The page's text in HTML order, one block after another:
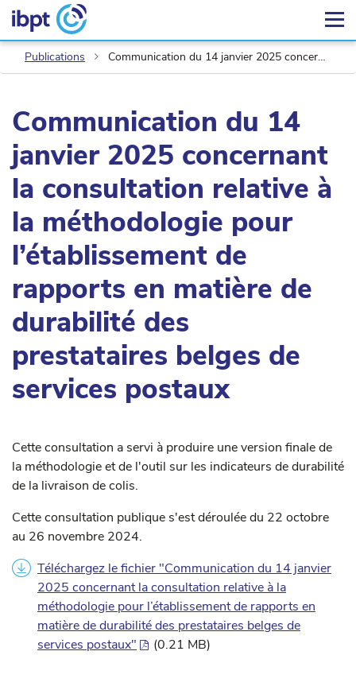
Publications Communication du 14 janvier 2025 concernant la consultation relative à la méthodologie pour l’établissement de rapports en matière de durabilité des prestataires belges de services postaux
Communication du 14
janvier 2025 concernant
la consultation relative à
la méthodologie pour
l’établissement de
rapports en matière de
durabilité des
prestataires belges de
services postaux
Cette consultation a servi à produire une version finale de
la méthodologie et de l'outil sur les indicateurs de durabilité
de la livraison de colis.
Cette consultation publique s'est déroulée du 22 octobre
au 26 novembre 2024.
Téléchargez le fichier "Communication du 14 janvier
2025 concernant la consultation relative à la
méthodologie pour l’établissement de rapports en
matière de durabilité des prestataires belges de
services postaux"
(0.21 MB)